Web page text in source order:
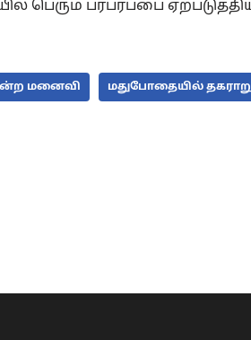
பெரும் பரபரப்பை
மனைவி மதுபோதையில்